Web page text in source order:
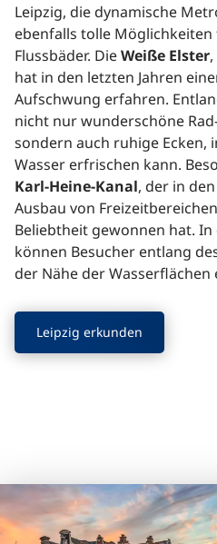
Leipzig, die dynamische
ebenfalls tolle
Flussbäder. DieWeiße Elster
hat in den letzten Jahren
Aufschwung erfahren.
nicht nur wunderschöne
sondern auch ruhige Ecken,
Wasser erfrischen kann.
Karl-Heine-Kanal, der in
Ausbau von
Beliebtheit gewonnen hat.
können Besucher entlang
der Nähe der Wasserflächen
Leipzig erkunden